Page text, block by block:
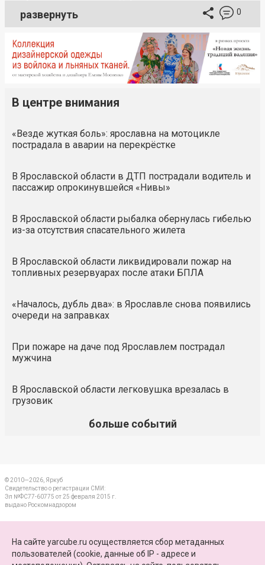
развернуть 0
В центре внимания
«Везде жуткая боль»: ярославна на мотоцикле
пострадала в аварии на перекрёстке
В Ярославской области в ДТП пострадали водитель и
пассажир опрокинувшейся «Нивы»
В Ярославской области рыбалка обернулась гибелью
из-за отсутствия спасательного жилета
В Ярославской области ликвидировали пожар на
топливных резервуарах после атаки БПЛА
«Началось, дубль два»: в Ярославле снова появились
очереди на заправках
При пожаре на даче под Ярославлем пострадал
мужчина
В Ярославской области легковушка врезалась в
грузовик
больше событий
© 2010—2026, Яркуб
Свидетельство о регистрации СМИ:
Эл №ФС77-60775 от 25 февраля 2015 г.
выдано Роскомнадзором
ПАРТНЕРЫ
На сайте yarcube.ru осуществляется сбор метаданных
пользователей (cookie, данные об IP - адресе и